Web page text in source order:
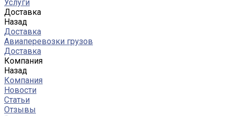
Услуги
Доставка
Назад
Доставка
Авиаперевозки грузов
Доставка
Компания
Назад
Компания
Новости
Статьи
Отзывы